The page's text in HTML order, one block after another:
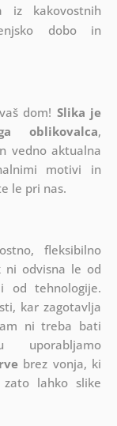
iz kakovostnih
dobo in
dom! Slika je
oblikovalca,
vedno aktualna
motivi in
le pri nas.
fleksibilno
ni odvisna le od
od tehnologije.
kar zagotavlja
ni treba bati
brez vonja, ki
lahko slike